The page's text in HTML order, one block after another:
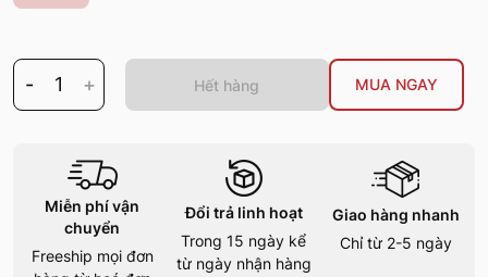
- 1 + Hết hàng MUA NGAY
Miễn phí vận
chuyển
Freeship mọi đơn
Đổi trả linh hoạt
Trong 15 ngày kể
từ ngày nhận hàng
Giao hàng nhanh
Chỉ từ 2-5 ngày